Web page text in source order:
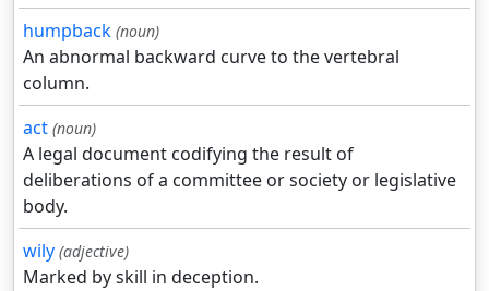
humpback (noun)
An abnormal backward curve to the vertebral
column.
act (noun)
A legal document codifying the result of
deliberations of a committee or society or legislative
body.
wily (adjective)
Marked by skill in deception.